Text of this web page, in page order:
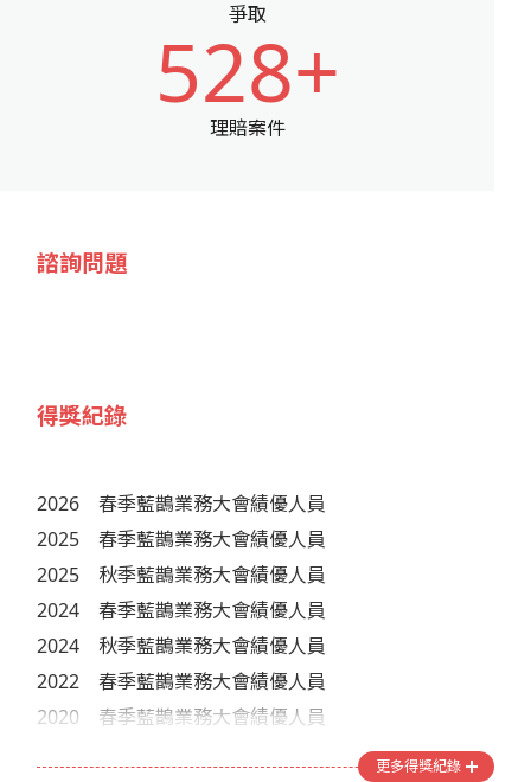
爭取
528+
理賠案件
諮詢問題
得獎紀錄
2026
春季藍鵲業務大會績優人員
2025
春季藍鵲業務大會績優人員
2025
秋季藍鵲業務大會績優人員
2024
春季藍鵲業務大會績優人員
2024
秋季藍鵲業務大會績優人員
2022
春季藍鵲業務大會績優人員
2020
春季藍鵲業務大會績優人員
更多得獎紀錄